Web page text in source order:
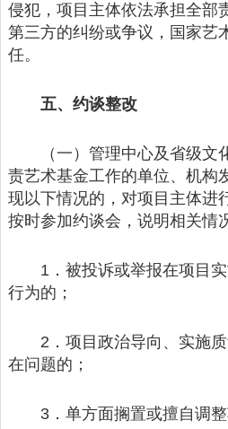
侵犯，项目主体依法承担全部
第三方的纠纷或争议，国家艺
任。
五、约谈整改
（一）管理中心及省级
责艺术基金工作的单位、机构
现以下情况的，对项目主体进
按时参加约谈会，说明相关情
1．被投诉或举报在项目
行为的；
2．项目政治导向、实施
在问题的；
3．单方面搁置或擅自调整